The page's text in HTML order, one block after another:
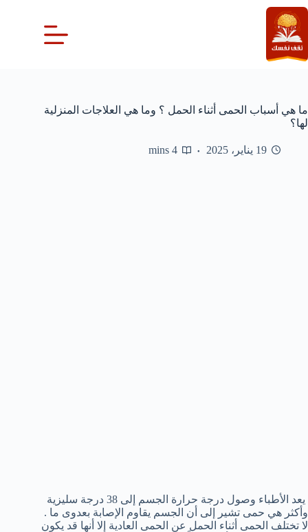
التجاوز
إلى
المحتوى
ما هي أسباب الحمى أثناء الحمل ؟ وما هي العلاجات المنزلية
لها؟
19 يناير، 2025 4 mins
يعد الأطباء وصول درجة حرارة الجسم إلى 38 درجة سليزية
وأكثر هي حمى تشير إلى أن الجسم يقاوم الإصابة بعدوى ما .
لا تختلف الحمى أثناء الحمل عن الحمى العادية إلا أنها قد يكون